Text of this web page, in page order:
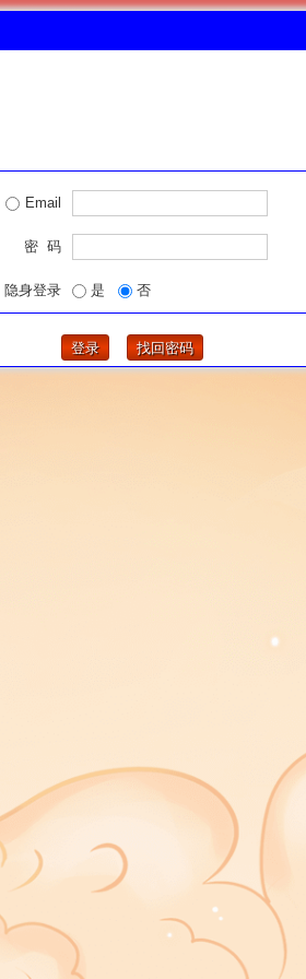
Email
密 码
隐身登录 是 否